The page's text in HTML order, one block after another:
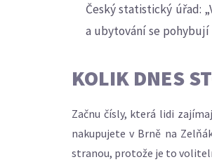
Český statistický úřad:
a ubytování se
KOLIK DNES
Začnu čísly, která lidi
nakupujete v Brně na
stranou, protože je to